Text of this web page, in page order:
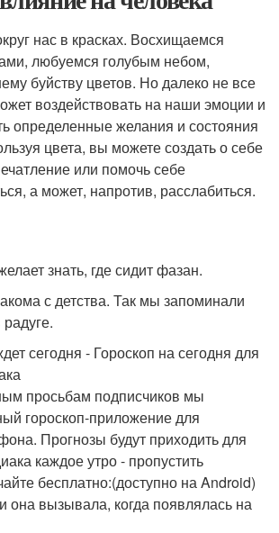
нас в красках. Восхищаемся
любуемся голубым небом,
буйству цветов. Но далеко не все
воздействовать на наши эмоции и
определенные желания и состояния
цвета, вы можете создать о себе
или помочь себе
а может, напротив, расслабиться.
знать, где сидит фазан.
с детства. Так мы запоминали
сегодня - Гороскоп на сегодня для
просьбам подписчиков мы
гороскоп-приложение для
Прогнозы будут приходить для
каждое утро - пропустить
бесплатно:(доступно на Android)
она вызывала, когда появлялась на